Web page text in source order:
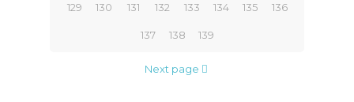
129 130 131 132 133 134 135 136
137 138 139
Next page